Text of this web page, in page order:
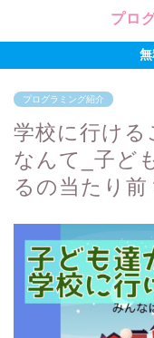
プロ
プログラミング紹介
学校に行け
なんて_子ど
るの当たり前